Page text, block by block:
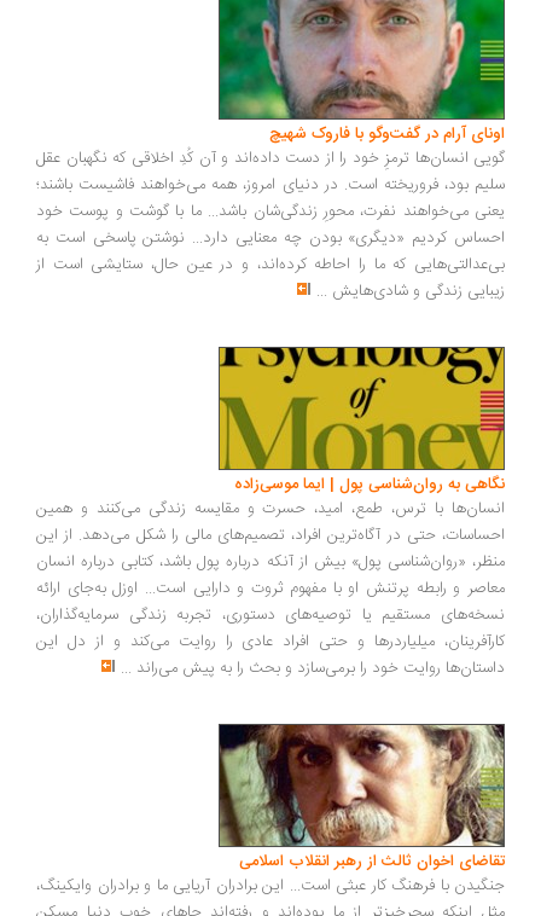
آرام در گفت‌وگو با فاروک شهیچ‭
انسان‌ها ترمزِ خود را از دست داده‌اند و آن کُدِ اخلاقی که نگهبان عقل
بود، فروریخته است. در دنیای امروز، همه می‌خواهند فاشیست باشند؛
می‌خواهند نفرت، محورِ زندگی‌شان باشد... ما با گوشت و پوست خود
کردیم «دیگری» بودن چه معنایی دارد... نوشتن پاسخی است به
که ما را احاطه کرده‌اند، و در عین حال، ستایشی است از
زندگی و شادی‌هایش...
به روان‌شناسی پول | ایما موسی‌زاده
با ترس، طمع، امید، حسرت و مقایسه زندگی می‌کنند و همین
حتی در آگاه‌ترین افراد، تصمیم‌های مالی را شکل می‌دهد. از این
«روان‌شناسی پول» بیش از آنکه درباره پول باشد، کتابی درباره انسان
و رابطه پرتنش او با مفهوم ثروت و دارایی است... اوزل به‌جای ارائه
مستقیم یا توصیه‌های دستوری، تجربه زندگی سرمایه‌گذاران،
میلیاردرها و حتی افراد عادی را روایت می‌کند و از دل این
روایت خود را برمی‌سازد و بحث را به پیش می‌راند...
اخوان ثالث از رهبر انقلاب اسلامی
با فرهنگ کار عبثی است... این برادران آریایی ما و برادران وایکینگ،